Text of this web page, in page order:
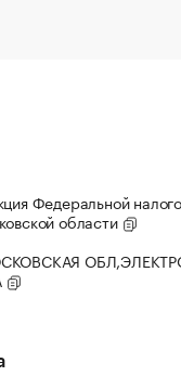
Федеральной
области